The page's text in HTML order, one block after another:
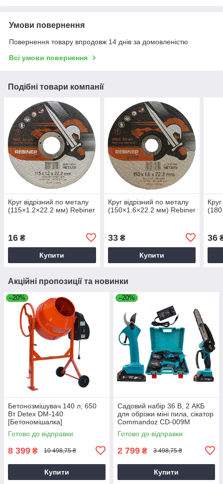
Умови повернення
Повернення товару впродовж 14 днів за домовленістю
Всі умови повернення
Подібні товари компанії
Круг відрізний по металу
(115×1.2×22.2 мм) Rebiner
16 ₴
Купити
Круг відрізний по металу
(150×1.6×22.2 мм) Rebiner
33₴
Купити
36
Акційні пропозиції та новинки
–20%
Бетонозмішувач 140 л, 650
Вт Detex DM-140
[Бетономішалка]
Готово до відправки
8 399 ₴ 10 498,75 ₴
Купити
–20%
Садовий набір 36 В, 2 АКБ
для обрізки міні пила, сікатор
Commandoz CD-009M
Готово до відправки
2 799 ₴ 3 498,75 ₴
Купити